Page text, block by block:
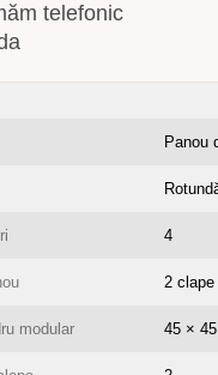
telefonic
Panou
4
2 clape
modular 45 ×